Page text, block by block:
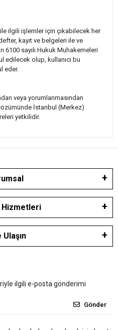
ilgili işlemler için çıkabilecek her
kayıt ve belgeleri ile ve
6100 sayılı Hukuk Muhakemeleri
edilecek olup, kullanıcı bu
eder.
veya yorumlanmasından
İstanbul (Merkez)
yetkilidir.
Ulaşın
ilgili e-posta gönderimi
Gönder